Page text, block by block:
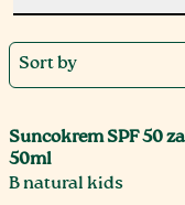
Sort by
Suncokrem SPF 50
50ml
B natural kids